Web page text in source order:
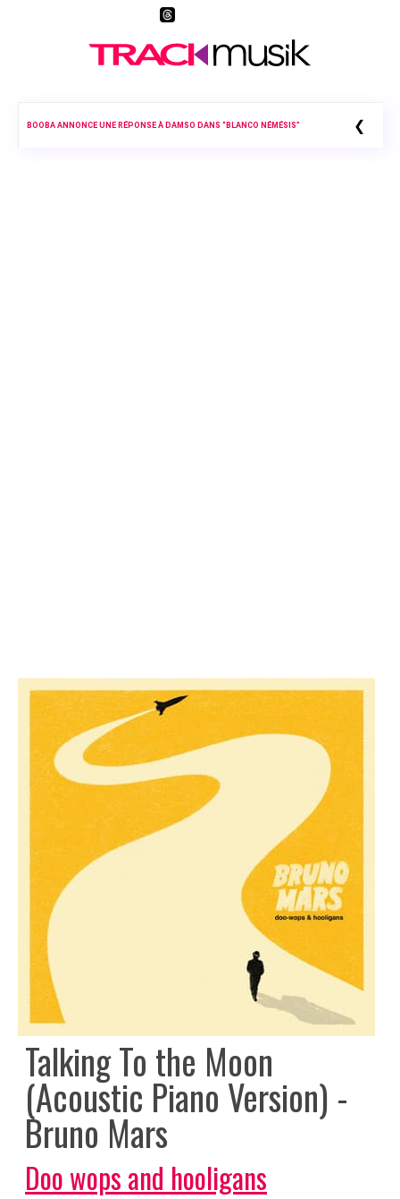
BOOBA ANNONCE UNE RÉPONSE À DAMSO DANS “BLANCO NÉMÉSIS” ❮
Talking To the Moon
(Acoustic Piano Version) -
Bruno Mars
Doo wops and hooligans